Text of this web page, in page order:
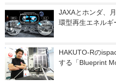
JAXAとホンダ、
環型再生エネルギ
HAKUTO-Rの
する「Blueprint